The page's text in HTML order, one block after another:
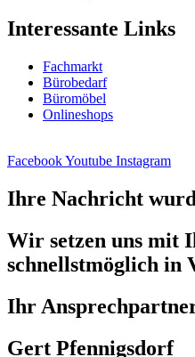
Interessante Links
Fachmarkt
Bürobedarf
Büromöbel
Onlineshops
FacebookYoutube Instagram
Ihre Nachricht
Wir setzen uns mit
schnellstmöglich in
Ihr
Gert Pfennigsdorf